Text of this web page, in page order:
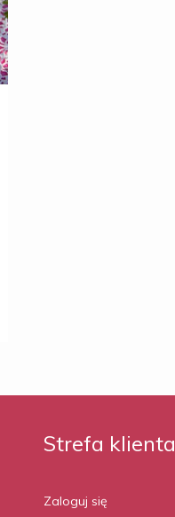
Strefa klienta
Zaloguj się